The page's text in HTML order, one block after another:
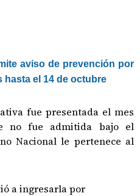
aviso de prevención por
hasta el 14 de octubre
fue presentada el mes
no fue admitida bajo el
Nacional le pertenece al
a ingresarla por